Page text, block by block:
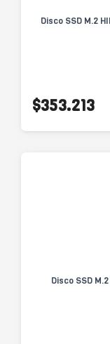
Disco SSD M.2
$353.213
Disco SSD